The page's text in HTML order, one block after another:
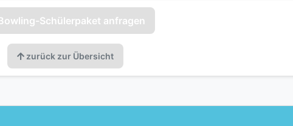
Schülerpaket anfragen
zurück zur Übersicht